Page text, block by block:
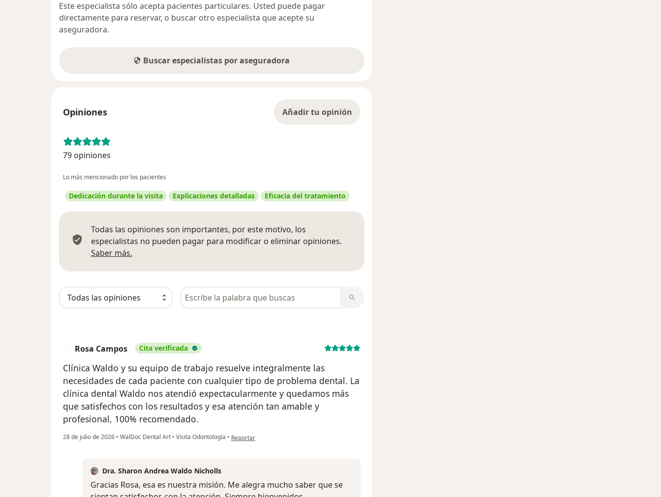
Este especialista sólo acepta pacientes particulares. Usted puede pagar
directamente para reservar, o buscar otro especialista que acepte su
aseguradora.
Buscar especialistas por aseguradora
Opiniones Añadir tu opinión
79 opiniones
Lo más mencionado por los pacientes
Dedicación durante la visita Explicaciones detalladas Eficacia del tratamiento
Todas las opiniones son importantes, por este motivo, los
especialistas no pueden pagar para modificar o eliminar opiniones.
Saber más.
Busca en opiniones
Rosa Campos Cita verificada
Clínica Waldo y su equipo de trabajo resuelve integralmente las
necesidades de cada paciente con cualquier tipo de problema dental. La
clínica dental Waldo nos atendió expectacularmente y quedamos más
que satisfechos con los resultados y esa atención tan amable y
profesional, 100% recomendado.
28 de julio de 2026 • WalDoc Dental Art • Visita Odontología • en opinión del usuario Rosa Campos
Reportar
Dra. Sharon Andrea Waldo Nicholls
Gracias Rosa, esa es nuestra misión. Me alegra mucho saber que se